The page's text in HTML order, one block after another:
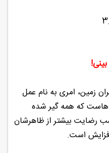
زمین، امری به نام عمل
هاست که همه گیر شده
رضایت بیشتر از ظاهرشان
است.